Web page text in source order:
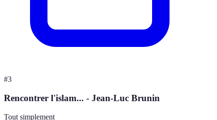
#3
Rencontrer l'islam... - Jean-Luc Brunin
Tout simplement